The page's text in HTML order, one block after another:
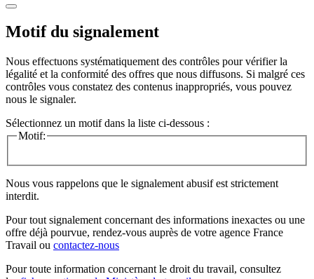
Motif du signalement
Nous effectuons systématiquement des contrôles pour vérifier la
légalité et la conformité des offres que nous diffusons. Si malgré ces
contrôles vous constatez des contenus inappropriés, vous pouvez
nous le signaler.
Sélectionnez un motif dans la liste ci-dessous :
Motif:
Nous vous rappelons que le signalement abusif est strictement
interdit.
Pour tout signalement concernant des informations inexactes ou une
offre déjà pourvue, rendez-vous auprès de votre agence France
Travail ou contactez-nous
Pour toute information concernant le droit du travail, consultez